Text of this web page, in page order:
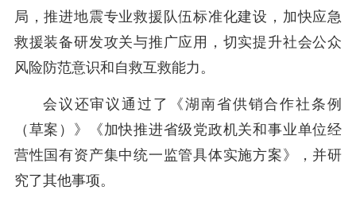
局 ，推进地震专业救援队伍标准化建设，加快应急
救援装备研发攻关与推广应用，切实提升社会公众
风险防范意识和自救互救能力。
会议还审议通过了
《湖南省供销合作社条例
（ 草案 ） 》《加快推进省级党政机关和事业单位经
营性国有资产集中统一监管具体实施方案》
，并研
究了其他事项。